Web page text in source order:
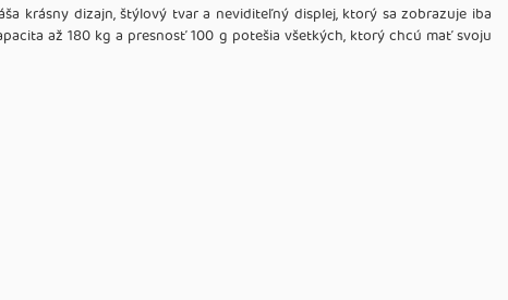
krásny dizajn, štýlový tvar a neviditeľný displej, ktorý sa zobrazuje iba
až 180 kg a presnosť 100 g potešia všetkých, ktorý chcú mať svoju